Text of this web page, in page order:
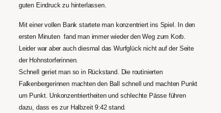
guten Eindruck zu hinterlassen.
Mit einer vollen Bank startete man konzentriert ins Spiel. In den
ersten Minuten fand man immer wieder den Weg zum Korb.
Leider war aber auch diesmal das Wurfglück nicht auf der Seite
der Hohnstorferinnen.
Schnell geriet man so in Rückstand. Die routinierten
Falkenbergerinnen machten den Ball schnell und machten Punkt
um Punkt. Unkonzentriertheiten und schlechte Pässe führen
dazu, dass es zur Halbzeit 9:42 stand.